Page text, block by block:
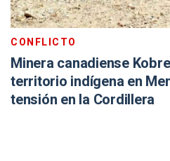
CONFLICTO
Minera canadiense
territorio indígena en
tensión en la Cordillera